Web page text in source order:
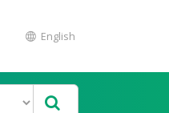
English